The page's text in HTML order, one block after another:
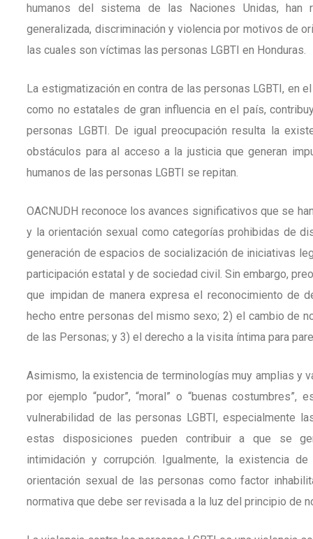
humanos del sistema de las Naciones Unidas, han
generalizada, discriminación y violencia por motivos de
las cuales son víctimas las personas LGBTI en Honduras.
La estigmatización en contra de las personas LGBTI, en
como no estatales de gran influencia en el país,
personas LGBTI. De igual preocupación resulta la
obstáculos para al acceso a la justicia que generan
humanos de las personas LGBTI se repitan.
OACNUDH reconoce los avances significativos que se
y la orientación sexual como categorías prohibidas de
generación de espacios de socialización de iniciativas
participación estatal y de sociedad civil. Sin embargo,
que impidan de manera expresa el reconocimiento de
hecho entre personas del mismo sexo; 2) el cambio de
de las Personas; y 3) el derecho a la visita íntima para
Asimismo, la existencia de terminologías muy amplias y
por ejemplo “pudor”, “moral” o “buenas
vulnerabilidad de las personas LGBTI, especialmente
estas disposiciones pueden contribuir a que se
intimidación y corrupción. Igualmente, la existencia
orientación sexual de las personas como factor
normativa que debe ser revisada a la luz del principio de